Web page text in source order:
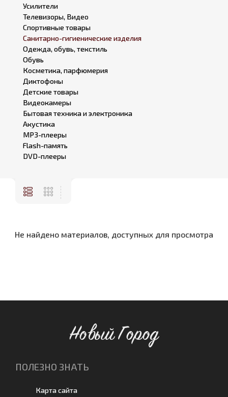
Усилители
Телевизоры, Видео
Спортивные товары
Санитарно-гигиенические изделия
Одежда, обувь, текстиль
Обувь
Косметика, парфюмерия
Диктофоны
Детские товары
Видеокамеры
Бытовая техника и электроника
Акустика
MP3-плееры
Flash-память
DVD-плееры
Не найдено материалов, доступных для просмотра
Новый Город
ПОЛЕЗНО ЗНАТЬ
Карта сайта